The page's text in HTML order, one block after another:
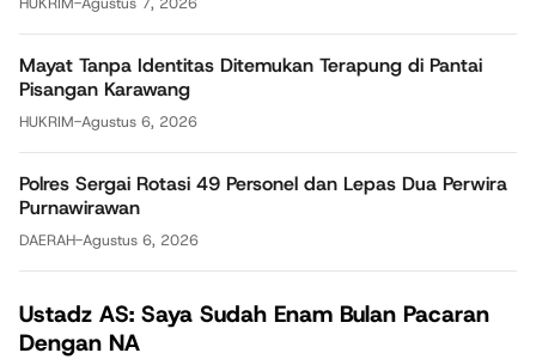
Mayat Tanpa Identitas Ditemukan Terapung di Pantai
Pisangan Karawang
HUKRIM-Agustus 6, 2026
Polres Sergai Rotasi 49 Personel dan Lepas Dua Perwira
Purnawirawan
DAERAH-Agustus 6, 2026
Ustadz AS: Saya Sudah Enam Bulan Pacaran
Dengan NA